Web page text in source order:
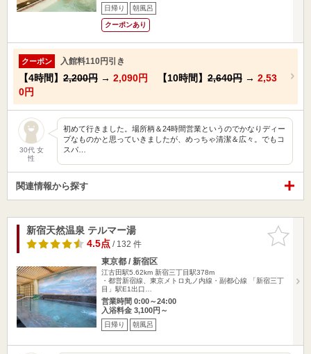
日帰り 朝風呂
クーポンあり
クーポン 入館料110円引き
【4時間】 2,200円 → 2,090円 【10時間】 2,640円 → 2,53
0円
30代 女
性
初めて行きました。場所柄＆24時間営業というのでかなりディー
プなものかと思っていきましたが、めっちゃ清潔＆広々。でもコ
スパ…
関連情報から探す
お気に入
りに追加
新宿天然温泉 テルマー湯
4.5点/ 132 件
東京都 / 新宿区
江古田駅5.62km 新宿三丁目駅378m
・都営新宿線、東京メトロ丸ノ内線・副都心線 「新宿三丁
目」駅E1出口…
営業時間 0:00～24:00
入浴料金 3,100円～
日帰り 朝風呂